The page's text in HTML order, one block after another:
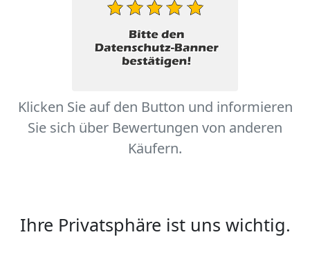
Klicken Sie auf den Button und informieren
Sie sich über Bewertungen von anderen
Käufern.
Ihre Privatsphäre ist uns wichtig.